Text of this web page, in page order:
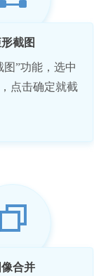
截图
图”功能，选中
点击确定就截
像合并